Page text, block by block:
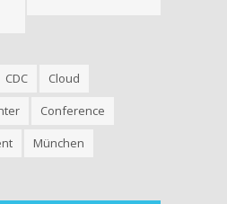
CDC
Cloud
Conference
München